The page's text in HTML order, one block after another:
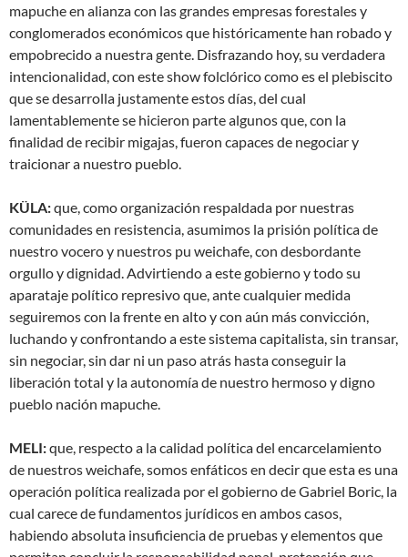
mapuche en alianza con las grandes empresas forestales y
conglomerados económicos que históricamente han robado y
empobrecido a nuestra gente. Disfrazando hoy, su verdadera
intencionalidad, con este show folclórico como es el plebiscito
que se desarrolla justamente estos días, del cual
lamentablemente se hicieron parte algunos que, con la
finalidad de recibir migajas, fueron capaces de negociar y
traicionar a nuestro pueblo.
KÜLA:que, como organización respaldada por nuestras
comunidades en resistencia, asumimos la prisión política de
nuestro vocero y nuestros pu weichafe, con desbordante
orgullo y dignidad. Advirtiendo a este gobierno y todo su
aparataje político represivo que, ante cualquier medida
seguiremos con la frente en alto y con aún más convicción,
luchando y confrontando a este sistema capitalista, sin transar,
sin negociar, sin dar ni un paso atrás hasta conseguir la
liberación total y la autonomía de nuestro hermoso y digno
pueblo nación mapuche.
MELI:que, respecto a la calidad política del encarcelamiento
de nuestros weichafe, somos enfáticos en decir que esta es una
operación política realizada por el gobierno de Gabriel Boric, la
cual carece de fundamentos jurídicos en ambos casos,
habiendo absoluta insuficiencia de pruebas y elementos que